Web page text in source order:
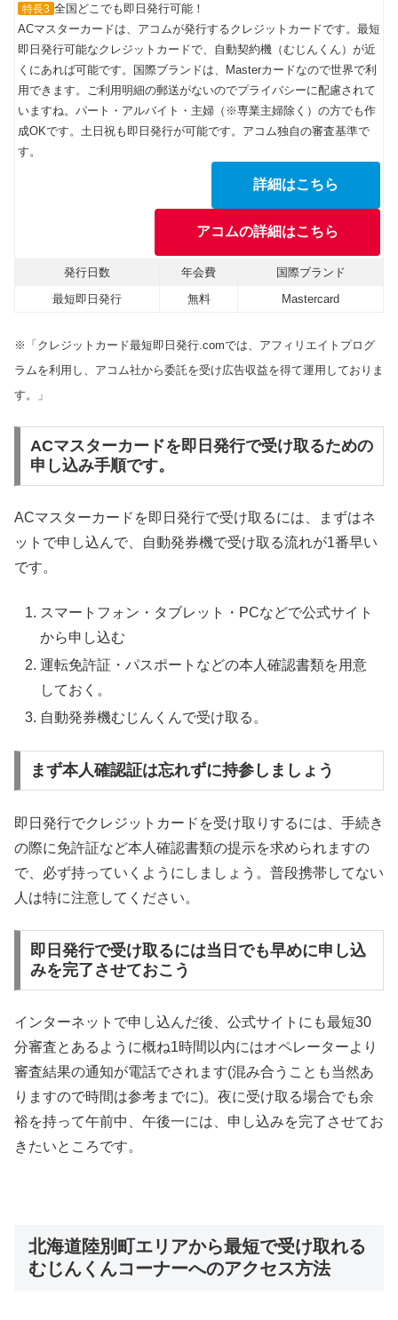
特長3 全国どこでも即日発行可能！
ACマスターカードは、アコムが発行するクレジットカードです。最短
即日発行可能なクレジットカードで、自動契約機（むじんくん）が近
くにあれば可能です。国際ブランドは、Masterカードなので世界で利
用できます。ご利用明細の郵送がないのでプライバシーに配慮されて
いますね。パート・アルバイト・主婦（※専業主婦除く）の方でも作
成OKです。土日祝も即日発行が可能です。アコム独自の審査基準で
す。
詳細はこちら
アコムの詳細はこちら
発行日数 年会費
国際ブランド
最短即日発行
無料 Mastercard
※「クレジットカード最短即日発行.comでは、アフィリエイトプログ
ラムを利用し、アコム社から委託を受け広告収益を得て運用しておりま
す。」
ACマスターカードを即日発行で受け取るための
申し込み手順です。
ACマスターカードを即日発行で受け取るには、まずはネ
ットで申し込んで、自動発券機で受け取る流れが1番早い
です。
スマートフォン・タブレット・PCなどで公式サイト
から申し込む
運転免許証・パスポートなどの本人確認書類を用意
しておく。
自動発券機むじんくんで受け取る。
まず本人確認証は忘れずに持参しましょう
即日発行でクレジットカードを受け取りするには、手続き
の際に免許証など本人確認書類の提示を求められますの
で、必ず持っていくようにしましょう。普段携帯してない
人は特に注意してください。
即日発行で受け取るには当日でも早めに申し込
みを完了させておこう
インターネットで申し込んだ後、公式サイトにも最短30
分審査とあるように概ね1時間以内にはオペレーターより
審査結果の通知が電話でされます(混み合うことも当然あ
りますので時間は参考までに)。夜に受け取る場合でも余
裕を持って午前中、午後一には、申し込みを完了させてお
きたいところです。
北海道陸別町エリアから最短で受け取れる
むじんくんコーナーへのアクセス方法